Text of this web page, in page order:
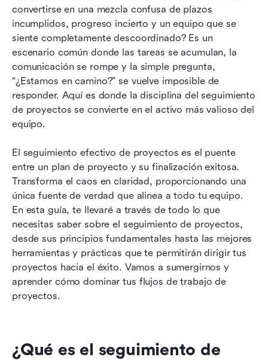
convertirse en una mezcla confusa de plazos
incumplidos, progreso incierto y un equipo que se
siente completamente descoordinado? Es un
escenario común donde las tareas se acumulan, la
comunicación se rompe y la simple pregunta,
“¿Estamos en camino?” se vuelve imposible de
responder. Aquí es donde la disciplina del seguimiento
de proyectos se convierte en el activo más valioso del
equipo.
El seguimiento efectivo de proyectos es el puente
entre un plan de proyecto y su finalización exitosa.
Transforma el caos en claridad, proporcionando una
única fuente de verdad que alinea a todo tu equipo.
En esta guía, te llevaré a través de todo lo que
necesitas saber sobre el seguimiento de proyectos,
desde sus principios fundamentales hasta las mejores
herramientas y prácticas que te permitirán dirigir tus
proyectos hacia el éxito. Vamos a sumergirnos y
aprender cómo dominar tus flujos de trabajo de
proyectos.
¿Qué es el seguimiento de
Las 10 mejores herramientas de seguimiento de
proyectos para tu negocio
Desafíos comunes con el seguimiento de
proyectos
Tendencia futura del rastreador de progreso del
proyecto
Conclusión
Lectura relacionada